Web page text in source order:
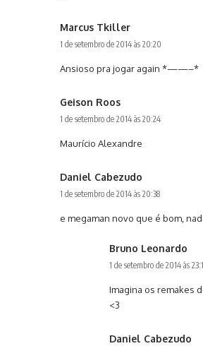
Marcus Tkiller
1 de setembro de 2014 às 20:20
Ansioso pra jogar again *——–*
Geison Roos
1 de setembro de 2014 às 20:24
Maurício Alexandre
Daniel Cabezudo
1 de setembro de 2014 às 20:38
e megaman novo que é bom,
Bruno Leonardo
1 de setembro de 2014 às
Imagina os remakes
<3
Daniel Cabezudo